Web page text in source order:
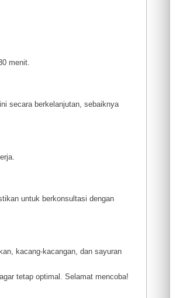
menit.
secara berkelanjutan, sebaiknya
untuk berkonsultasi dengan
kacang-kacangan, dan sayuran
tetap optimal. Selamat mencoba!